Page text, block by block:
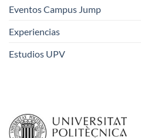
Eventos Campus Jump
Experiencias
Estudios UPV